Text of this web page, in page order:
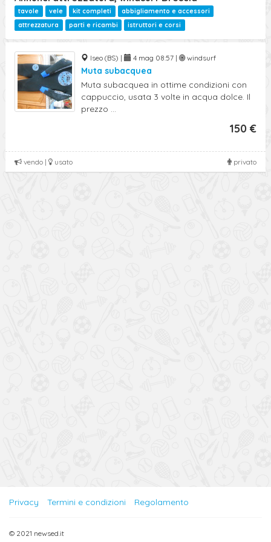
tavole vele kit completi
abbigliamento e accessori
attrezzatura
parti e ricambi istruttori e corsi
Iseo (BS) | 4 mag 08:57 | windsurf
Muta subacquea
Muta subacquea in ottime condizioni con
cappuccio, usata 3 volte in acqua dolce. Il
prezzo ...
150 €
privato
vendo | usato
Privacy Termini e condizioni Regolamento
© 2021 newsed.it